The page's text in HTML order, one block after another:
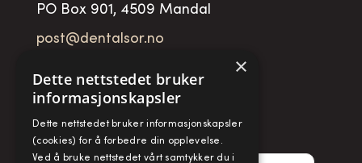
PO Box 901, 4509 Mandal
post@dentalsor.no
Telefon: +47 38 27 88 88
Fax: + 47 38 27 88 89
×
Dette nettstedet bruker
informasjonskapsler
Dette nettstedet bruker informasjonskapsler
(cookies) for å forbedre din opplevelse.
Ved å bruke nettstedet vårt samtykker du i